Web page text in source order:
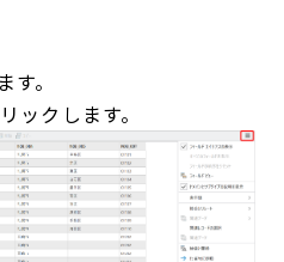
。
ックします。